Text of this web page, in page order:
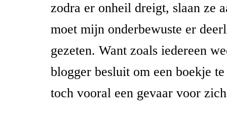
zodra er onheil dreigt, slaan ze
moet mijn onderbewuste er
gezeten. Want zoals iedereen
blogger besluit om een boekje
toch vooral een gevaar voor